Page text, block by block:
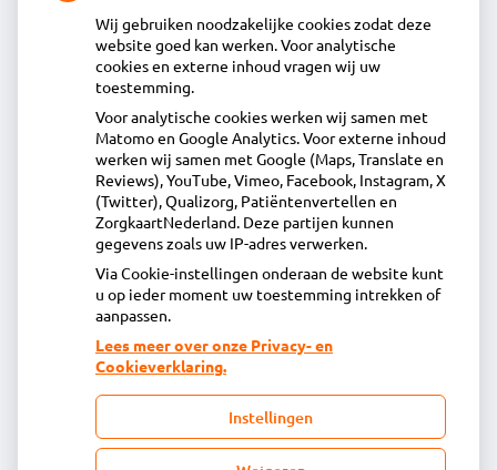
Edamse Acdapha Apotheek
Dijkgraaf Poschlaan 10, 1135GP Edam
0299-369000
info@edamseapotheek.nl
Inschrijven
Centrale administratie
Heeft u vragen of opmerkingen over uw
toegestuurde rekening van de apotheek?
declaratie@acdaphagroep.nl
Wij gebruiken noodzakelijke cookies zodat deze
website goed kan werken. Voor analytische
cookies en externe inhoud vragen wij uw
toestemming.
Voor analytische cookies werken wij samen met
Matomo en Google Analytics. Voor externe inhoud
werken wij samen met Google (Maps, Translate en
Reviews), YouTube, Vimeo, Facebook, Instagram, X
(Twitter), Qualizorg, Patiëntenvertellen en
ZorgkaartNederland. Deze partijen kunnen
gegevens zoals uw IP-adres verwerken.
Via Cookie-instellingen onderaan de website kunt
u op ieder moment uw toestemming intrekken of
aanpassen.
Lees meer over onze Privacy- en
Cookieverklaring.
Instellingen